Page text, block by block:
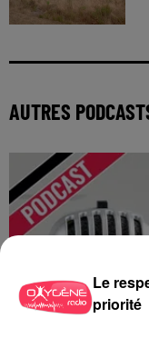
AUTRES
Le
priorité